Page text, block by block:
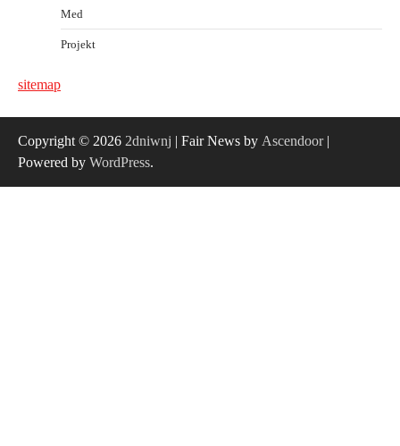
Med
Projekt
sitemap
Copyright © 2026 2dniwnj | Fair News by Ascendoor|
Powered by WordPress.